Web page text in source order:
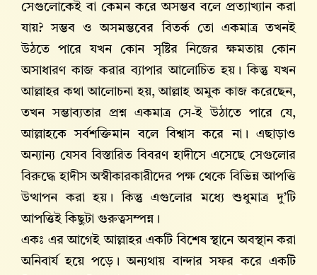
সেগুলোকেই বা কেমন করে অসম্ভব বলে প্রত্যাখ্যান করা
যায়? সম্ভব ও অসমম্ভবের বিতর্ক তো একমাত্র তখনই
উঠতে পারে যখন কোন সৃষ্টির নিজের ক্ষমতায় কোন
অসাধারণ কাজ করার ব্যাপার আলোচিত হয়। কিন্তু যখন
আল্লাহর কথা আলোচনা হয়, আল্লাহ অমুক কাজ করেছেন,
তখন সম্ভাব্যতার প্রশ্ন একমাত্র সে-ই উঠাতে পারে যে,
আল্লাহকে সর্বশক্তিমান বলে বিশ্বাস করে না। এছাড়াও
অন্যান্য যেসব বিস্তারিত বিবরণ হাদীসে এসেছে সেগুলোর
বিরুদ্ধে হাদীস অস্বীকারকারীদের পক্ষ থেকে বিভিন্ন আপত্তি
উত্থাপন করা হয়। কিন্তু এগুলোর মধ্যে শুধুমাত্র দু’টি
আপত্তিই কিছুটা গুরুত্বসম্পন্ন।
একঃ এর আগেই আল্লাহর একটি বিশেষ স্থানে অবস্থান করা
অনিবার্য হয়ে পড়ে। অন্যথায় বান্দার সফর করে একটি